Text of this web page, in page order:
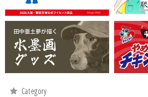
Category